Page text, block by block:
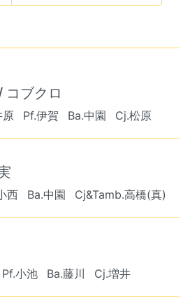
コブクロ
原 Pf.伊賀 Ba.中園 Cj.松原
西 Ba.中園 Cj&Tamb.高橋(真)
Pf.小池 Ba.藤川 Cj.増井